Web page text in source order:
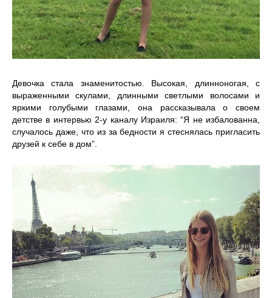
Девочка стала знаменитостью. Высокая, длинноногая, с
выраженными скулами, длинными светлыми волосами и
яркими голубыми глазами, она рассказывала о своем
детстве в интервью 2-у каналу Израиля: “Я не избалованна,
случалось даже, что из за бедности я стеснялась пригласить
друзей к себе в дом”.